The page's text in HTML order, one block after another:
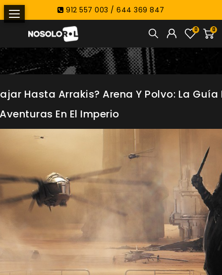
912 557 003 / 644 369 847
0
0
Hasta Arrakis? Arena Y Polvo: La Guía
En El Imperio